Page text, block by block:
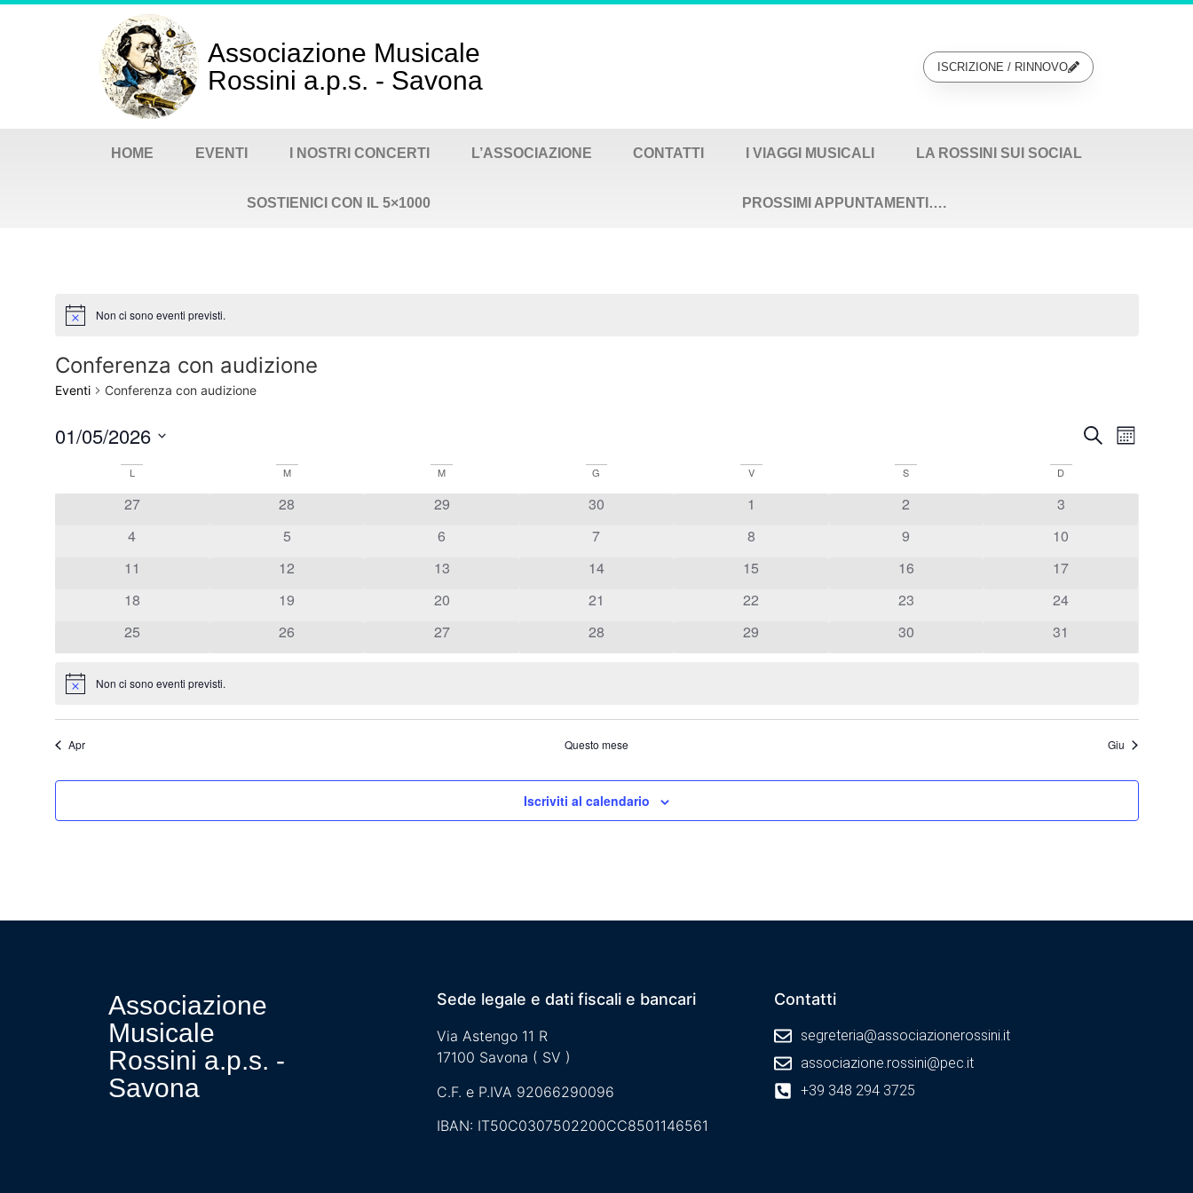
Associazione Musicale
Rossini a.p.s. - Savona
ISCRIZIONE / RINNOVO
HOME EVENTI I NOSTRI CONCERTI L’ASSOCIAZIONE CONTATTI I VIAGGI MUSICALI LA ROSSINI SUI SOCIAL
SOSTIENICI CON IL 5×1000 PROSSIMI APPUNTAMENTI….
Notice Non ci sono eventi previsti.
Conferenza con audizione
Eventi Conferenza con audizione
Eventi
e
CercaMese
01/05/2026
Calendario
Eventi
L M M G V S D
27 28 29 30 1 2
3
4
5 6 7 8 9
10
11
12 13 14 15 16
17
18
19 20 21 22 23
24
25
26 27 28 29 30 31
Notice Non ci sono eventi previsti.
Apr Questo mese Giu
Iscriviti al calendario
Associazione
Musicale
Rossini a.p.s. -
Savona
Sede legale e dati fiscali e bancari
Via Astengo 11 R
17100 Savona ( SV )
C.F. e P.IVA 92066290096
IBAN: IT50C0307502200CC8501146561
Contatti
segreteria@associazionerossini.it
associazione.rossini@pec.it
+39 348 294 3725